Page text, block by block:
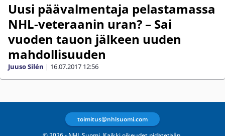
Uusi päävalmentaja pelastamassa
NHL-veteraanin uran? – Sai
vuoden tauon jälkeen uuden
mahdollisuuden
Juuso Silén | 16.07.2017 12:56
toimitus@nhlsuomi.com